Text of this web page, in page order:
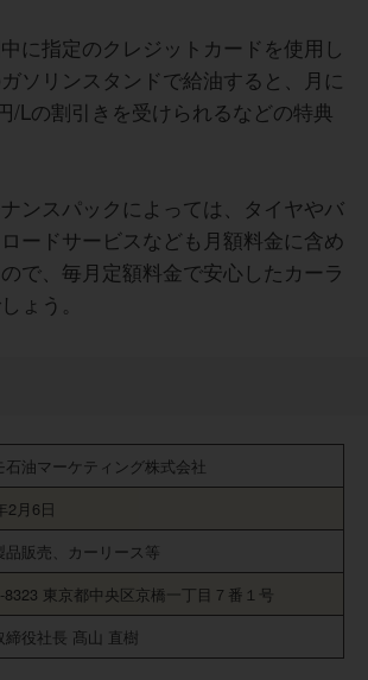
に指定のクレジットカードを使用し
ソリンスタンドで給油すると、月に
/Lの割引きを受けられるなどの特典
ンスパックによっては、タイヤやバ
ードサービスなども月額料金に含め
で、毎月定額料金で安心したカーラ
ょう。
石油マーケティング株式会社
2月6日
品販売、カーリース等
8323 東京都中央区京橋一丁目７番１号
締役社長 髙山 直樹